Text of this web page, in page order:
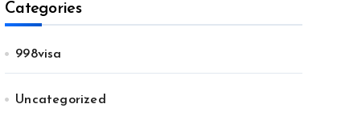
Categories
998visa
Uncategorized